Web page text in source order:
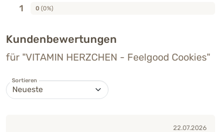
1 0 (0%)
Kundenbewertungen
für "VITAMIN HERZCHEN - Feelgood Cookies"
Sortieren
22.07.2026